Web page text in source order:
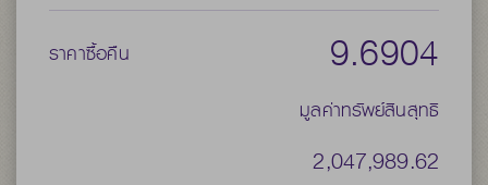
ราคาซื้อคืน 9.6904
มูลค่าทรัพย์สินสุทธิ
2,047,989.62